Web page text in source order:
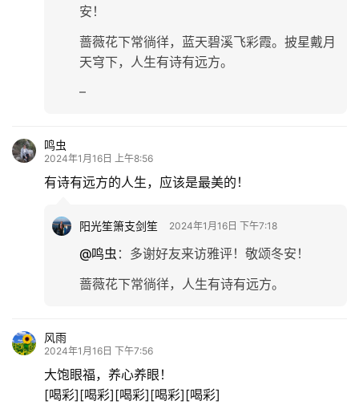
安！
蔷薇花下常徜徉，蓝天碧溪飞彩霞。披星戴月
天穹下，人生有诗有远方。
–
鸣虫
2024年1月16日 上午8:56
有诗有远方的人生，应该是最美的！
阳光笙箫支剑笙 2024年1月16日 下午7:18
@鸣虫 ： 多谢好友来访雅评！敬颂冬安！
蔷薇花下常徜徉，人生有诗有远方。
风雨
2024年1月16日 下午7:56
大饱眼福，养心养眼！
[喝彩][喝彩][喝彩][喝彩][喝彩]